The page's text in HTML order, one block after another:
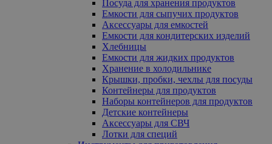
Посуда для хранения продуктов
Емкости для сыпучих продуктов
Аксессуары для емкостей
Емкости для кондитерских изделий
Хлебницы
Емкости для жидких продуктов
Хранение в холодильнике
Крышки, пробки, чехлы для посуды
Контейнеры для продуктов
Наборы контейнеров для продуктов
Детские контейнеры
Аксессуары для СВЧ
Лотки для специй